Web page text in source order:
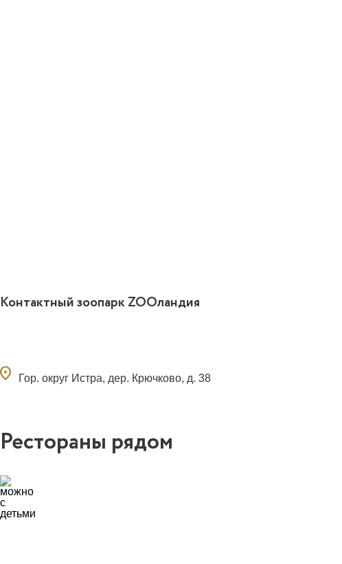
Контактный зоопарк ZOOландия
Гор. округ Истра, дер. Крючково, д. 38
Рестораны рядом